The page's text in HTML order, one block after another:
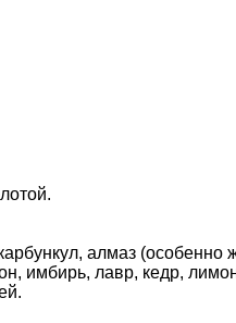
алмаз (особенно
имбирь, лавр, кедр,